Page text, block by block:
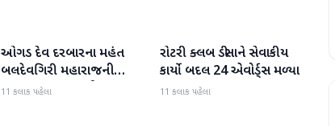
બનાસકાંઠા
ઓગડ દેવ દરબારના મહંત
બલદેવગિરી મહારાજની
અટકાયત બાદ જામીન પર
11 કલાક પહેલા
બનાસકાંઠા
રોટરી ક્લબ ડીસાને સેવાકીય
કાર્યો બદલ 24 એવોર્ડ્સ મળ્યા
11 કલાક પહેલા